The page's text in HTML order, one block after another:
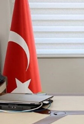
Magazin
Spor
Eğitim